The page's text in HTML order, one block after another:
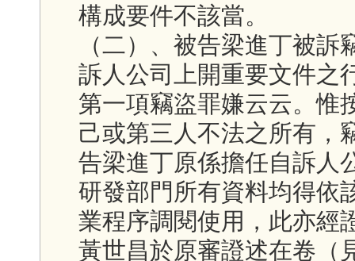
構成要件不該當。
（二）、被告梁進丁被
訴人公司上開重要文件之
第一項竊盜罪嫌云云。惟
己或第三人不法之所有，
告梁進丁原係擔任自訴人
研發部門所有資料均得依
業程序調閱使用，此亦經
黃世昌於原審證述在卷（